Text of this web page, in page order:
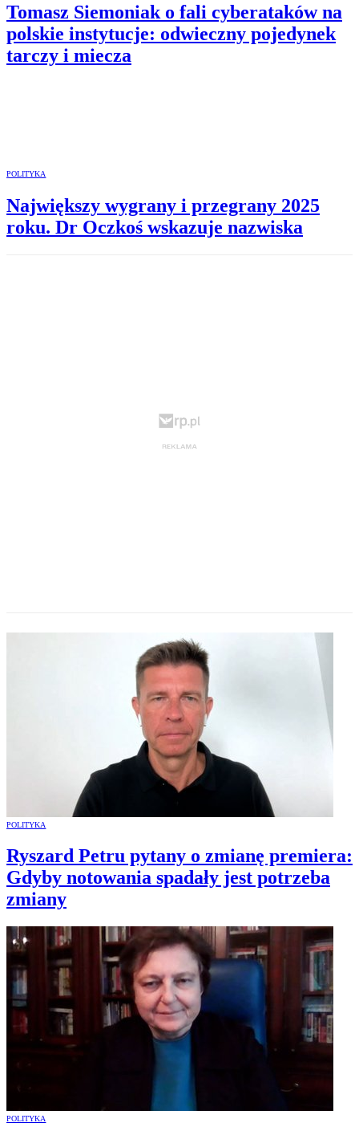
Tomasz Siemoniak o fali cyberataków na
polskie instytucje: odwieczny pojedynek
tarczy i miecza
POLITYKA
Największy wygrany i przegrany 2025
roku. Dr Oczkoś wskazuje nazwiska
POLITYKA
Ryszard Petru pytany o zmianę premiera:
Gdyby notowania spadały jest potrzeba
zmiany
POLITYKA